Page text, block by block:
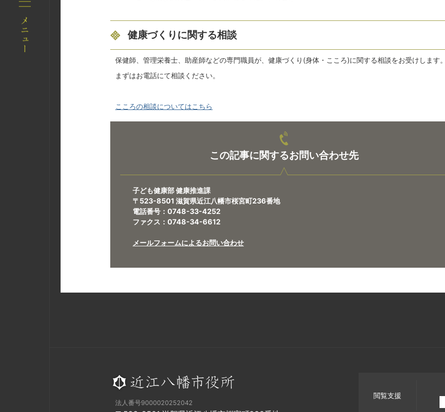
健康づくりに関する相談
保健師、管理栄養士、助産師などの専門職員が、健康づくり(身体・こころ)に関する相談をお受けします
まずはお電話にて相談ください。
こころの相談についてはこちら
この記事に関するお問い合わせ先
子ども健康部 健康推進課
〒523-8501 滋賀県近江八幡市桜宮町236番地
電話番号：0748-33-4252
ファクス：0748-34-6612
メールフォームによるお問い合わせ
法人番号9000020252042
閲覧支援